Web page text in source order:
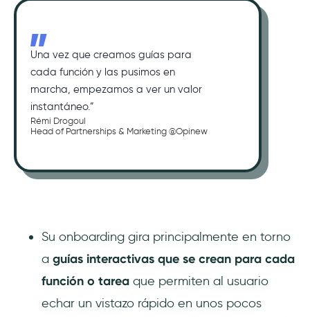
Una vez que creamos guías para
cada función y las pusimos en
marcha, empezamos a ver un valor
instantáneo.”
Rémi Drogoul
Head of Partnerships & Marketing @Opinew
Su onboarding gira principalmente en torno
a guías interactivas que se crean para cada
función o tarea que permiten al usuario
echar un vistazo rápido en unos pocos